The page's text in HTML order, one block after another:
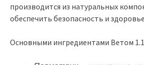
производится из натуральных
обеспечить безопасность и
Основными ингредиентами Ветом 1.1